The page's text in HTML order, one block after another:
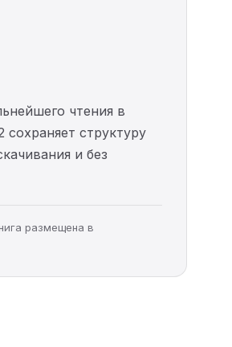
чтения в
структуру
и без
размещена в